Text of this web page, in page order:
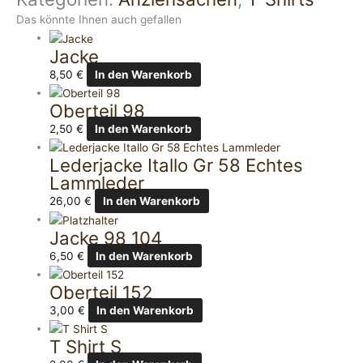
Das könnte Ihnen auch gefallen
Jacke
8,50€ In den Warenkorb
Oberteil 98
2,50€ In den Warenkorb
Lederjacke Itallo Gr 58 Echtes
Lammleder
26,00€ In den Warenkorb
Jacke 98 104
6,50€ In den Warenkorb
Oberteil 152
3,00€ In den Warenkorb
T Shirt S